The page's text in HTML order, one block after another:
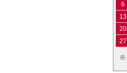
6
13
20
27
※